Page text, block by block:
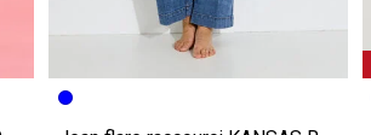
Image précédente
Image suivante